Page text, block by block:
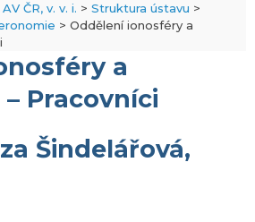
ČR, v. v. i. > Struktura ústavu >
> Oddělení ionosféry a
a
Pracovníci
Šindelářová,